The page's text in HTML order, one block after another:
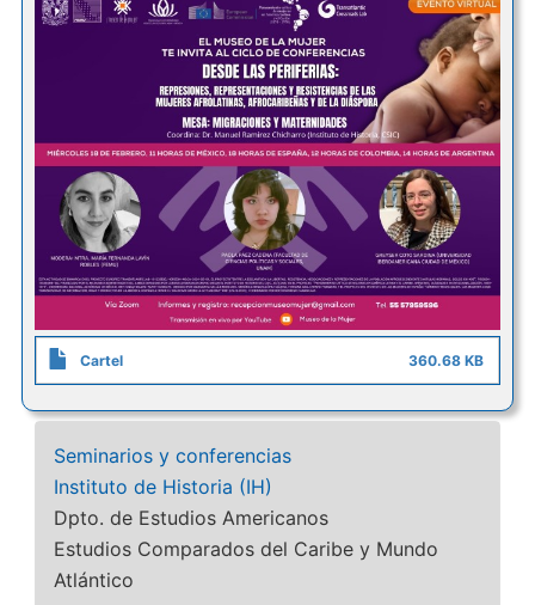
Cartel 360.68 KB
Seminarios y conferencias
Instituto de Historia (IH)
Dpto. de Estudios Americanos
Estudios Comparados del Caribe y Mundo
Atlántico